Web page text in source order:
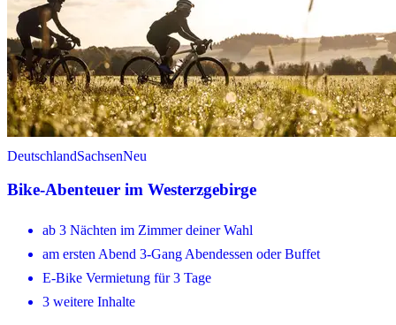
DeutschlandSachsenNeu
Bike-Abenteuer im Westerzgebirge
ab 3 Nächten im Zimmer deiner Wahl
am ersten Abend 3-Gang Abendessen oder Buffet
E-Bike Vermietung für 3 Tage
3 weitere Inhalte